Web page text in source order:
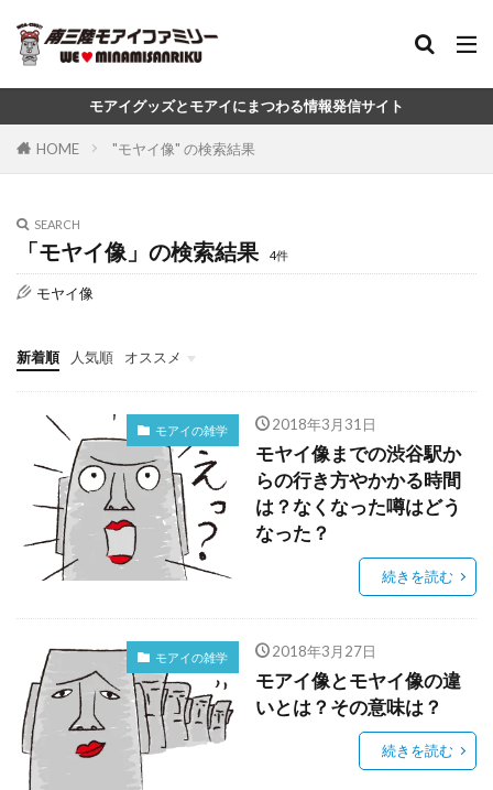
モアイグッズとモアイにまつわる情報発信サイト
HOME "モヤイ像" の検索結果
SEARCH
「モヤイ像」の検索結果 4件
モヤイ像
新着順 人気順 オススメ
モアイグッズ
コラボグッズ
おもしろ雑貨・グッズ
モアイの雑学
イースター島の雑学
モアイの雑学 2018年3月31日
モヤイ像までの渋谷駅か
らの行き方やかかる時間
は？なくなった噂はどう
なった？
続きを読む
モアイの雑学 2018年3月27日
モアイ像とモヤイ像の違
いとは？その意味は？
続きを読む